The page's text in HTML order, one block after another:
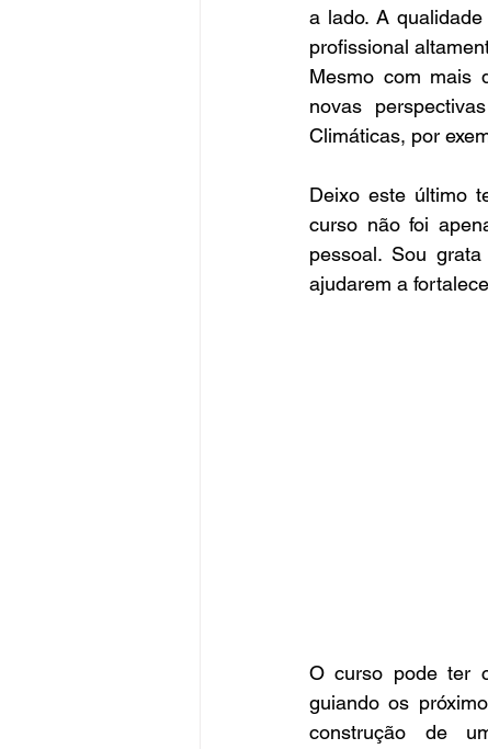
a lado. A
profissional
Mesmo com mais
novas
Climáticas, por
Deixo este último
curso não foi
pessoal. Sou
ajudarem a
O curso pode ter
guiando os
construção de